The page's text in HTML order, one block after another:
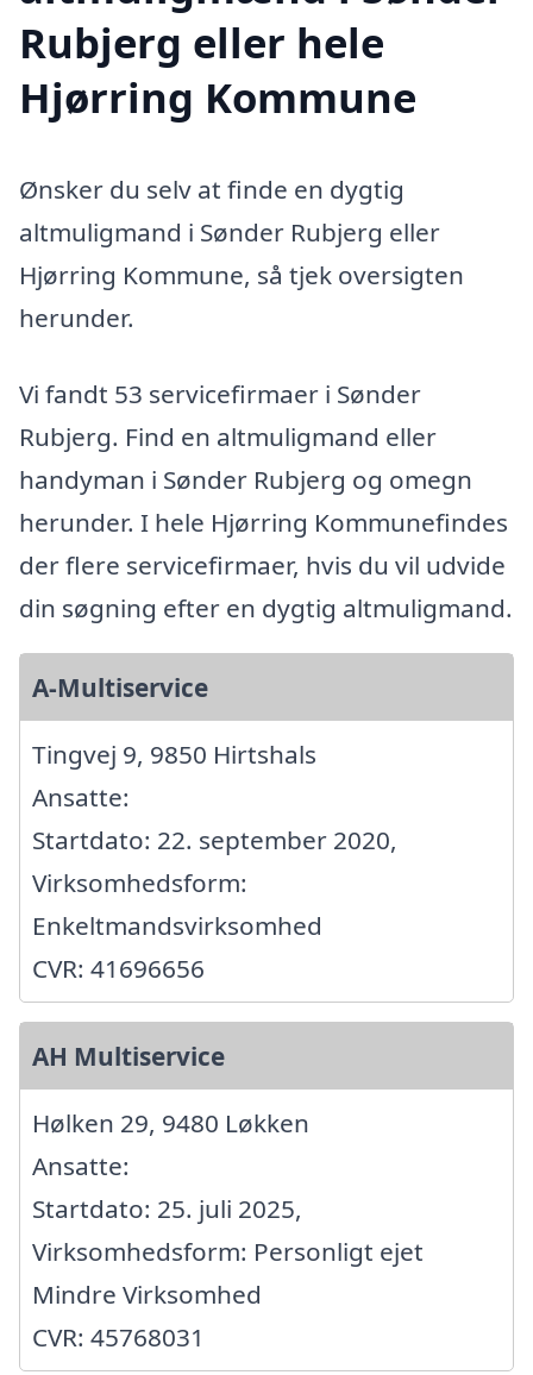
Rubjerg eller hele
Hjørring Kommune
Ønsker du selv at finde en dygtig
altmuligmand i Sønder Rubjerg eller
Hjørring Kommune, så tjek oversigten
herunder.
Vi fandt 53 servicefirmaer i Sønder
Rubjerg. Find en altmuligmand eller
handyman i Sønder Rubjerg og omegn
herunder. I hele Hjørring Kommunefindes
der flere servicefirmaer, hvis du vil udvide
din søgning efter en dygtig altmuligmand.
A-Multiservice
Tingvej 9, 9850 Hirtshals
Ansatte:
Startdato: 22. september 2020,
Virksomhedsform:
Enkeltmandsvirksomhed
CVR: 41696656
AH Multiservice
Hølken 29, 9480 Løkken
Ansatte:
Startdato: 25. juli 2025,
Virksomhedsform: Personligt ejet
Mindre Virksomhed
CVR: 45768031